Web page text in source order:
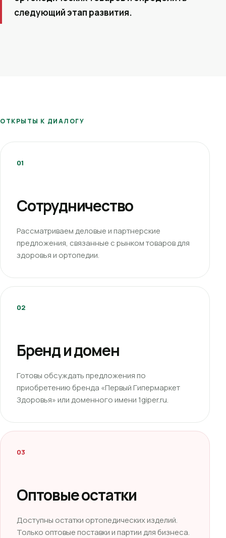
следующий этап развития.
ОТКРЫТЫ К ДИАЛОГУ
01
Сотрудничество
Рассматриваем деловые и партнерские
предложения, связанные с рынком товаров для
здоровья и ортопедии.
02
Бренд и домен
Готовы обсуждать предложения по
приобретению бренда «Первый Гипермаркет
Здоровья» или доменного имени 1giper.ru.
03
Оптовые остатки
Доступны остатки ортопедических изделий.
Только оптовые поставки и партии для бизнеса.